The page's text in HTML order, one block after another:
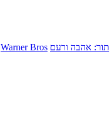
תור: אהבה ורעם Warner Bros